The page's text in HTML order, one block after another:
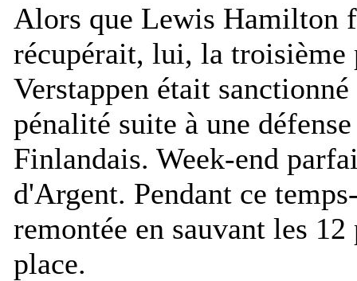
Alors que Lewis Hamilton
récupérait, lui, la troisième
Verstappen était
pénalité suite à une
Finlandais. Week-end
d'Argent. Pendant ce
remontée en sauvant les
place.